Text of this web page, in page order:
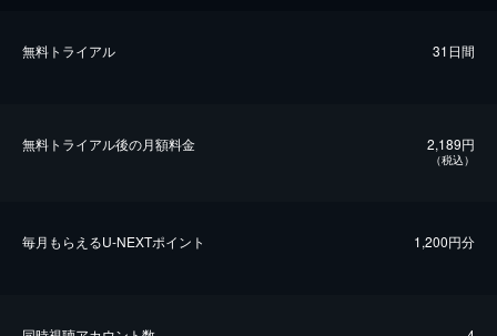
無料トライアル 31日間
無料トライアル後の⽉額料金 2,189円
（税込）
毎⽉もらえるU-NEXTポイント 1,200円分